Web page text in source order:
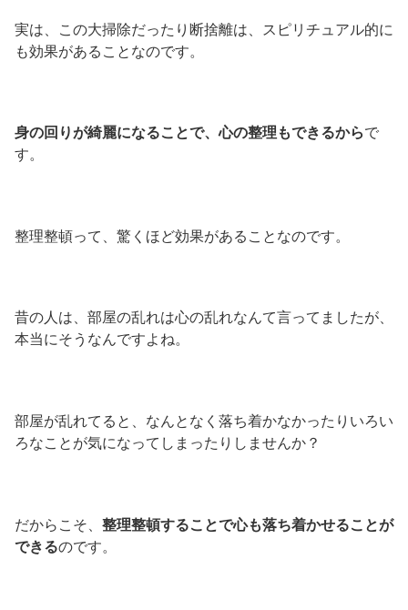
実は、この大掃除だったり断捨離は、スピリチュアル的に
も効果があることなのです。
身の回りが綺麗になることで、心の整理もできるからで
す。
整理整頓って、驚くほど効果があることなのです。
昔の人は、部屋の乱れは心の乱れなんて言ってましたが、
本当にそうなんですよね。
部屋が乱れてると、なんとなく落ち着かなかったりいろい
ろなことが気になってしまったりしませんか？
だからこそ、 整理整頓することで心も落ち着かせることが
できるのです。